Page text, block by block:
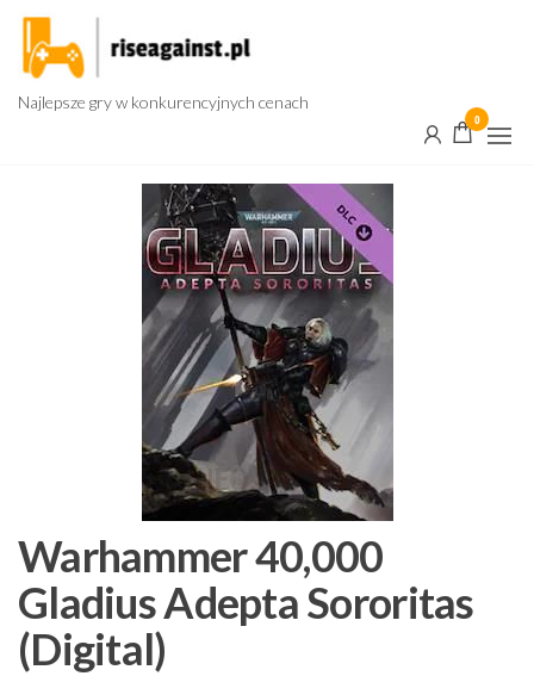
Przejdź
treści
Najlepsze gry w konkurencyjnych cenach
0
Warhammer 40,000
Gladius Adepta Sororitas
(Digital)